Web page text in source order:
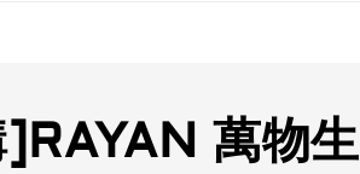
萬物生